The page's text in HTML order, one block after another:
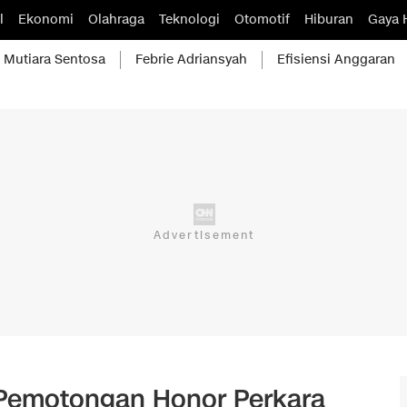
Ekonomi Olahraga Teknologi Otomotif Hiburan Gaya
Mutiara Sentosa Febrie Adriansyah Efisiensi Anggaran
Honor Perkara